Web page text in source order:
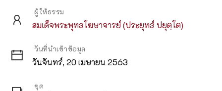
ผู้ให้ธรรม
สมเด็จพระพุทธโฆษาจารย์ (ประยุทธ์ ปยุตฺโต)
วันที่นำเข้าข้อมูล
วันจันทร์, 20 เมษายน 2563
ชุด